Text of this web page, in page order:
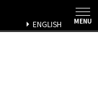
ENGLISH